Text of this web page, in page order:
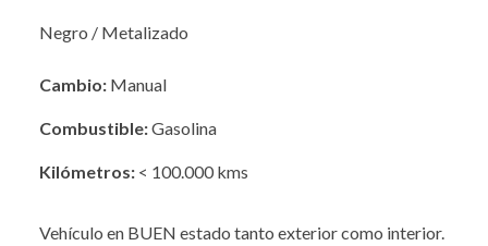
Negro / Metalizado
Cambio: Manual
Combustible:Gasolina
Kilómetros: < 100.000 kms
Vehículo en BUEN estado tanto exterior como interior.